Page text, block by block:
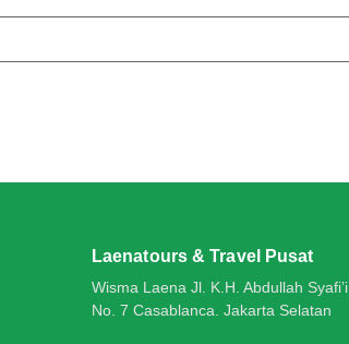
Laenatours & Travel Pusat
Wisma Laena Jl. K.H. Abdullah Syafi’i
No. 7 Casablanca. Jakarta Selatan